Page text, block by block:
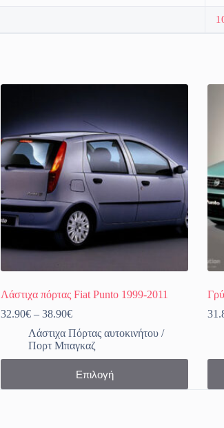
Λάστιχα πόρτας Fiat Punto 1999-2011
32.90€ – 38.90€Price
32.90€
through
38.90€
Λάστιχα Πόρτας αυτοκινήτου /
Πορτ Μπαγκαζ
Επιλογή
Αυτό
προϊόν
Αυτό